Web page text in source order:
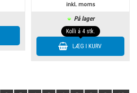
inkl. moms
På lager
Kolli á 4 stk.